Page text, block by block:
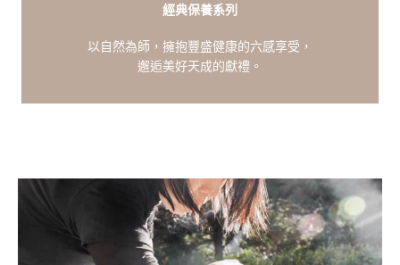
經典保養系列
以自然為師，擁抱豐盛健康的六感享受，
邂逅美好天成的獻禮。